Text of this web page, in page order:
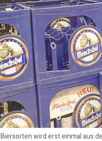
wird erst einmal aus